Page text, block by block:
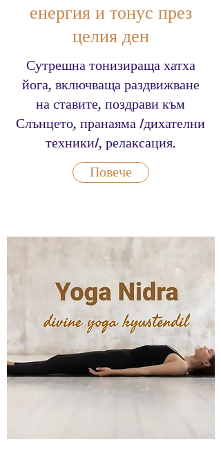
енергия и тонус през
целия ден
Сутрешна тонизираща хатха
йога, включваща раздвижване
на ставите, поздрави към
Слънцето, пранаяма /дихателни
техники/, релаксация.
Повече